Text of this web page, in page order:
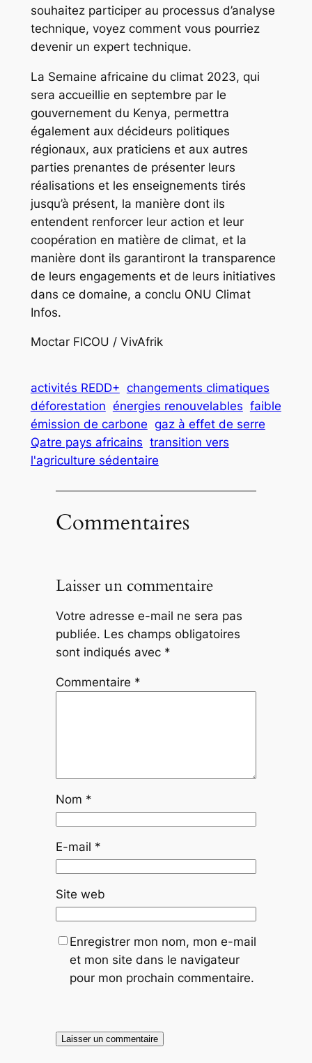
souhaitez participer au processus d’analyse
technique, voyez comment vous pourriez
devenir un expert technique.
La Semaine africaine du climat 2023, qui
sera accueillie en septembre par le
gouvernement du Kenya, permettra
également aux décideurs politiques
régionaux, aux praticiens et aux autres
parties prenantes de présenter leurs
réalisations et les enseignements tirés
jusqu’à présent, la manière dont ils
entendent renforcer leur action et leur
coopération en matière de climat, et la
manière dont ils garantiront la transparence
de leurs engagements et de leurs initiatives
dans ce domaine, a conclu ONU Climat
Infos.
Moctar FICOU / VivAfrik
activités REDD+ changements climatiques
déforestation énergies renouvelables faible
émission de carbone gaz à effet de serre
Qatre pays africains transition vers
l'agriculture sédentaire
Commentaires
Laisser un commentaire
Votre adresse e-mail ne sera pas
publiée. Les champs obligatoires
sont indiqués avec *
Commentaire *
Nom *
E-mail *
Site web
Enregistrer mon nom, mon e-mail
et mon site dans le navigateur
pour mon prochain commentaire.